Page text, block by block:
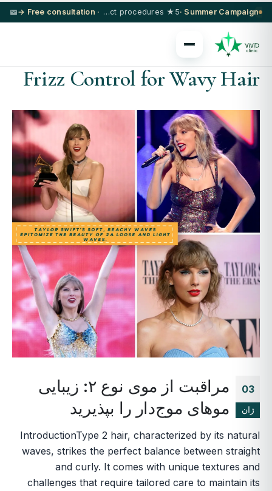
Summer Campaign ·
5★ hotel + VIP transfer on select procedures
· Free consultation →
Frizz Control for Wavy Hair
03
ژان
مراقبت از موی نوع ۲: زیبایی
موهای موج‌دار را بپذیرید
IntroductionType 2 hair, characterized by its natural
waves, strikes the perfect balance between straight
and curly. It comes with unique textures and
challenges that require tailored care to maintain its